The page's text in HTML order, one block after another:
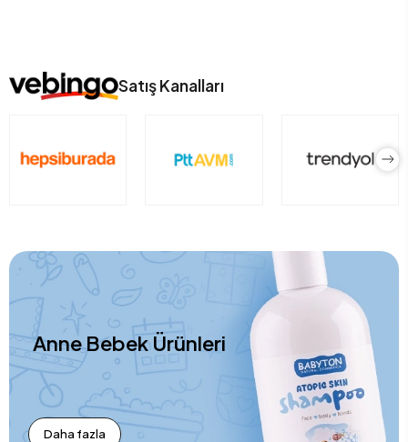
Satış Kanalları
Anne Bebek Ürünleri
Daha fazla